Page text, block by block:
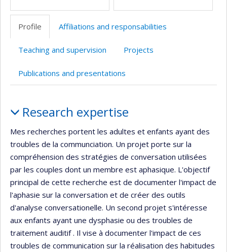
Profile Affiliations and responsabilities
Teaching and supervision Projects
Publications and presentations
Research expertise
Mes recherches portent les adultes et enfants ayant des
troubles de la communciation. Un projet porte sur la
compréhension des stratégies de conversation utilisées
par les couples dont un membre est aphasique. L'objectif
principal de cette recherche est de documenter l'impact de
l'aphasie sur la conversation et de créer des outils
d'analyse conversationelle. Un second projet s'intéresse
aux enfants ayant une dysphasie ou des troubles de
traitement auditif . Il vise à documenter l'impact de ces
troubles de communication sur la réalisation des habitudes